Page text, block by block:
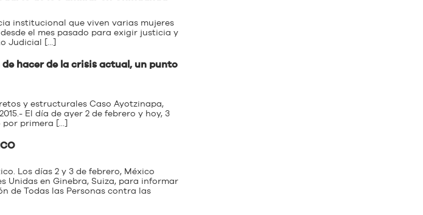
institucional que viven varias mujeres
el mes pasado para exigir justicia y
Judicial […]
hacer de la crisis actual, un punto
y estructurales Caso Ayotzinapa,
El día de ayer 2 de febrero y hoy, 3
por primera […]
Los días 2 y 3 de febrero, México
Unidas en Ginebra, Suiza, para informar
de Todas las Personas contra las